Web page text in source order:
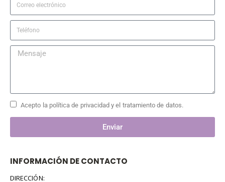
Acepto la política de privacidad y el tratamiento de datos.
Enviar
INFORMACIÓN DE CONTACTO
DIRECCIÓN: